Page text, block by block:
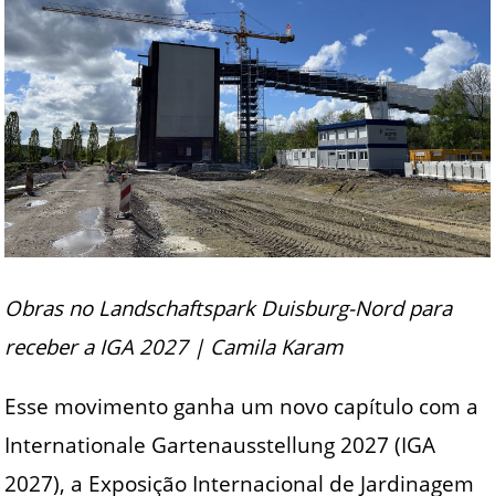
Obras no Landschaftspark Duisburg-Nord para
receber a IGA 2027 | Camila Karam
Esse movimento ganha um novo capítulo com a
Internationale Gartenausstellung 2027 (IGA
2027), a Exposição Internacional de Jardinagem